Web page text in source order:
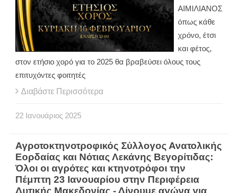
ΑΙΜΙΛΙΑΝΟΣ
όπως κάθε
χρόνο, έτσι
και φέτος,
στον ετήσιο χορό για το 2025 θα βραβεύσει όλους τους
επιτυχόντες φοιτητές
Διαβάστε Περισσότερα
22 Ιανουάριος 2025
Αγροτοκτηνοτροφικός Σύλλογος Ανατολικής
Εορδαίας και Νότιας Λεκάνης Βεγορίτιδας:
Όλοι οι αγρότες και κτηνοτρόφοι την
Πέμπτη 23 Ιανουαρίου στην Περιφέρεια
Δυτικής Μακεδονίας - Δίνουμε αγώνα για